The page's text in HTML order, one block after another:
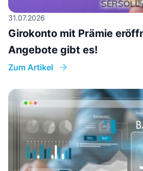
31.07.2026
Girokonto mit Prämie
Angebote gibt es!
Zum Artikel